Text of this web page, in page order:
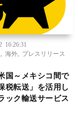
16:26:31
海外
プレスリリース
国～メキシコ間で
税転送」を活用し
ック輸送サービス